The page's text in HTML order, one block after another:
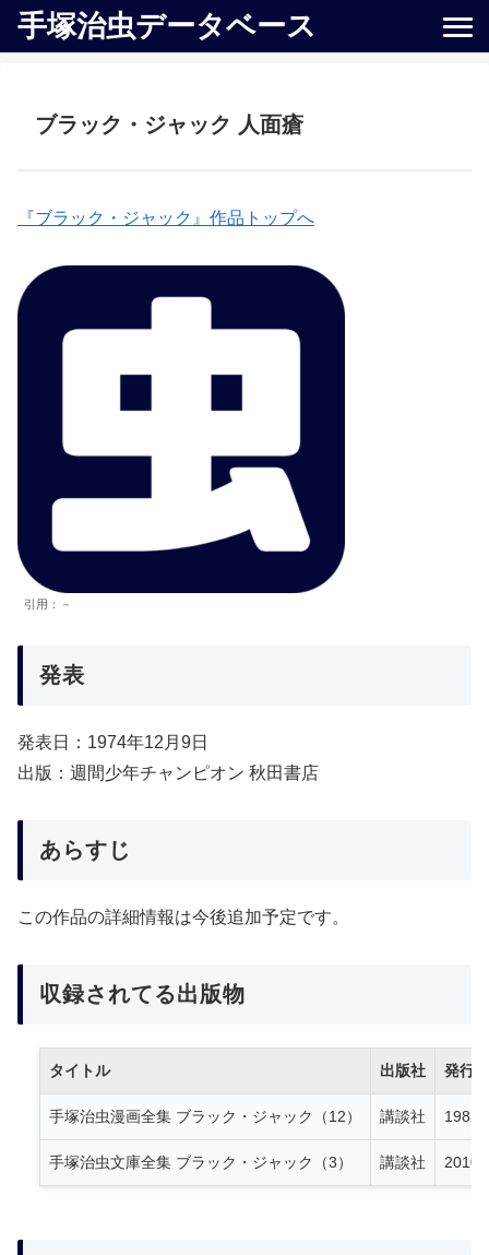
手塚治虫データベース
ブラック・ジャック 人面瘡
『ブラック・ジャック』作品トップへ
引用：－
発表
発表日：1974年12月9日
出版：週間少年チャンピオン 秋田書店
あらすじ
この作品の詳細情報は今後追加予定です。
収録されてる出版物
タイトル 出版社 発行年
手塚治虫漫画全集 ブラック・ジャック（12） 講談社 1982
手塚治虫文庫全集 ブラック・ジャック（3） 講談社 2010